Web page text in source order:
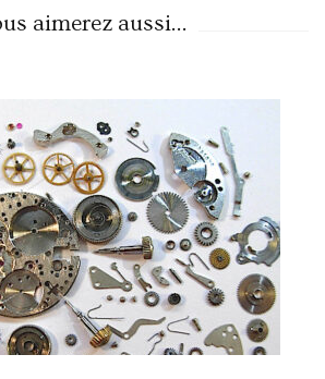
aimerez aussi...